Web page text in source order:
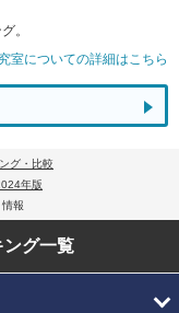
。
室についての詳細はこちら
グ・比較
年版
報
ング一覧